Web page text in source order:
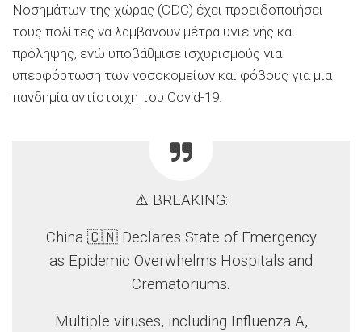
Νοσημάτων της χώρας (CDC) έχει προειδοποιήσει
τους πολίτες να λαμβάνουν μέτρα υγιεινής και
πρόληψης, ενώ υποβάθμισε ισχυρισμούς για
υπερφόρτωση των νοσοκομείων και φόβους για μια
πανδημία αντίστοιχη του Covid-19.
⚠️ BREAKING:
China 🇨🇳 Declares State of Emergency
as Epidemic Overwhelms Hospitals and
Crematoriums.
Multiple viruses, including Influenza A,